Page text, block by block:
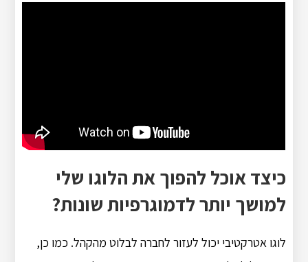
כיצד אוכל להפוך את הלוגו שלי
למושך יותר לדמוגרפיות שונות?
לוגו אטרקטיבי יכול לעזור לחברה לבלוט מהקהל. כמו כן,